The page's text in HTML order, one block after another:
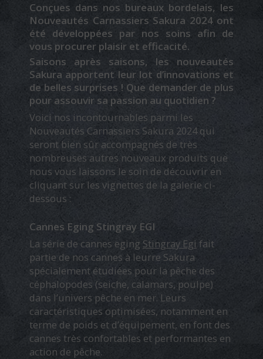
Conçues dans nos bureaux bordelais, les
Nouveautés Carnassiers Sakura 2024 ont
été développées par nos soins afin de
vous procurer plaisir et efficacité.
Saisons après saisons, les nouveautés
Sakura apportent leur lot d’innovations et
de belles surprises ! Que demander de plus
pour assouvir sa passion au quotidien ?
Voici nos incontournables parmi les
Nouveautés Carnassiers Sakura 2024 qui
seront bien sûr accompagnés de très
nombreuses autres nouveaux produits que
nous vous laissons le soin de découvrir en
cliquant sur les vignettes de la galerie ci-
dessous :
Cannes Eging Stingray EGI
La série de cannes eging Stingray Egi fait
partie de nos cannes à leurre Sakura
spécialement étudiées pour la pêche des
céphalopodes (seiche, calamars, poulpe)
dans l’univers pêche en mer. Leurs
caractéristiques optimisées, notamment en
terme de poids et d’équipement, en font des
cannes très confortables et performantes en
action de pêche.